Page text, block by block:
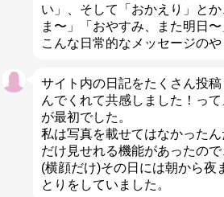
い」、そして「おかえり」と
ま〜」「おやすみ、また明日
こんな日常的なメッセージのや
サイト内の日記をたくさん投
んでくれて共感しました！っ
が最初でした。
私は写真を載せてはなかった
だけ見せれる機能があったの
(横顔だけ)その日には朝から夜
とりをしていました。